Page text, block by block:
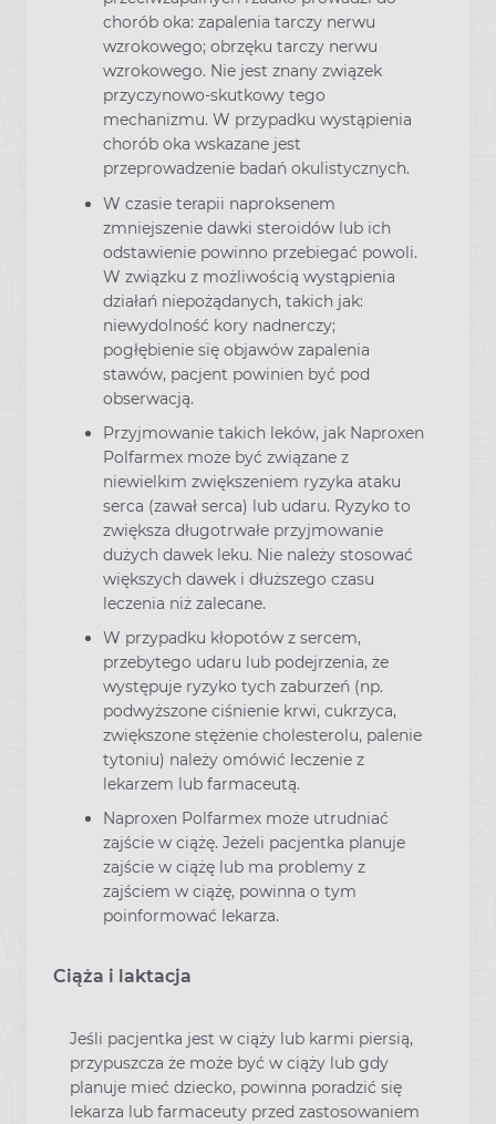
chorób oka: zapalenia tarczy nerwu
wzrokowego; obrzęku tarczy nerwu
wzrokowego. Nie jest znany związek
przyczynowo-skutkowy tego
mechanizmu. W przypadku wystąpienia
chorób oka wskazane jest
przeprowadzenie badań okulistycznych.
W czasie terapii naproksenem
zmniejszenie dawki steroidów lub ich
odstawienie powinno przebiegać powoli.
W związku z możliwością wystąpienia
działań niepożądanych, takich jak:
niewydolność kory nadnerczy;
pogłębienie się objawów zapalenia
stawów, pacjent powinien być pod
obserwacją.
Przyjmowanie takich leków, jak Naproxen
Polfarmex może być związane z
niewielkim zwiększeniem ryzyka ataku
serca (zawał serca) lub udaru. Ryzyko to
zwiększa długotrwałe przyjmowanie
dużych dawek leku. Nie należy stosować
większych dawek i dłuższego czasu
leczenia niż zalecane.
W przypadku kłopotów z sercem,
przebytego udaru lub podejrzenia, że
występuje ryzyko tych zaburzeń (np.
podwyższone ciśnienie krwi, cukrzyca,
zwiększone stężenie cholesterolu, palenie
tytoniu) należy omówić leczenie z
lekarzem lub farmaceutą.
Naproxen Polfarmex może utrudniać
zajście w ciążę. Jeżeli pacjentka planuje
zajście w ciążę lub ma problemy z
zajściem w ciążę, powinna o tym
poinformować lekarza.
Ciąża i laktacja
Jeśli pacjentka jest w ciąży lub karmi piersią,
przypuszcza że może być w ciąży lub gdy
planuje mieć dziecko, powinna poradzić się
lekarza lub farmaceuty przed zastosowaniem